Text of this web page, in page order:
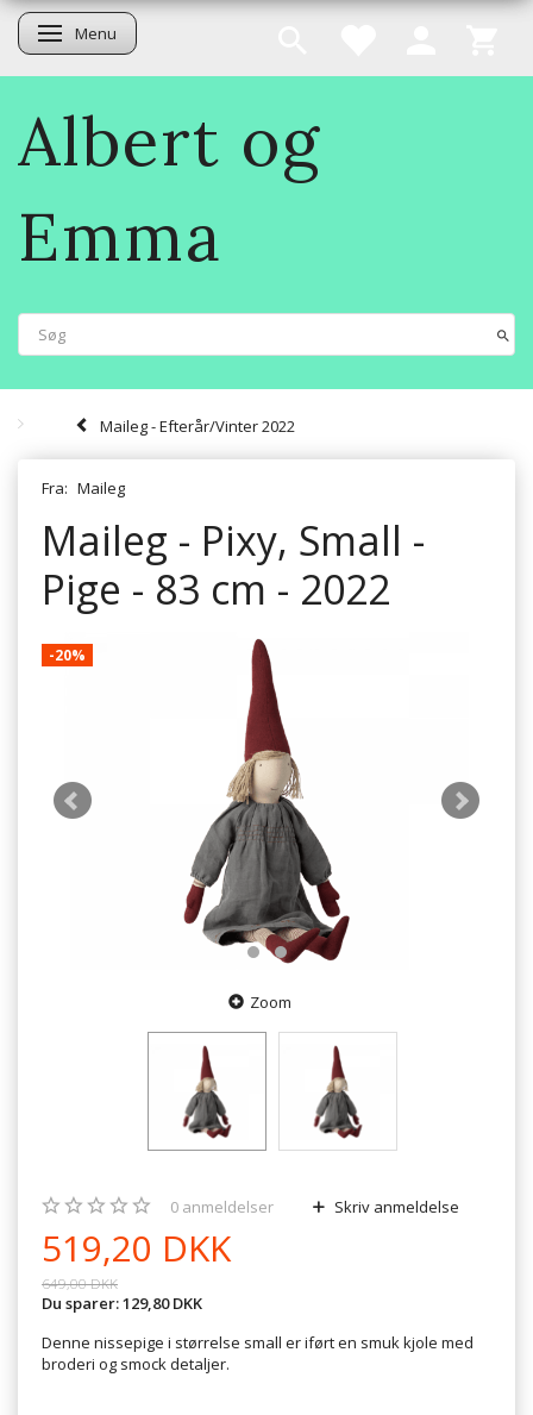
Skifte navigation
Menu
Albert og
Emma
Maileg - Efterår/Vinter 2022
Fra: Maileg
Maileg - Pixy, Small -
Pige - 83 cm - 2022
-20%
Zoom
0 anmeldelser Skriv anmeldelse
519,20 DKK
649,00 DKK
Du sparer:129,80 DKK
Denne nissepige i størrelse small er iført en smuk kjole med
broderi og smock detaljer.